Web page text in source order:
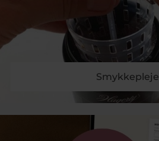
Smykkepleje